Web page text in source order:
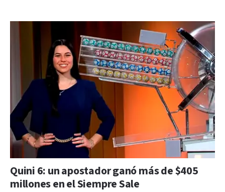
Quini 6: un apostador ganó más de $405
millones en el Siempre Sale